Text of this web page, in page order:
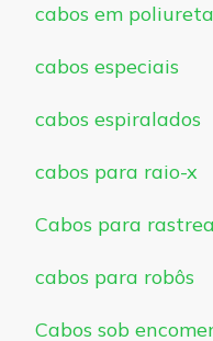
cabos em
cabos especiais
cabos espiralados
cabos para raio-x
Cabos para
cabos para robôs
Cabos sob